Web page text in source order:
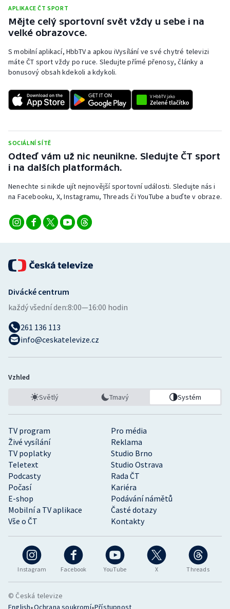
APLIKACE ČT SPORT
Mějte celý sportovní svět vždy u sebe i na
velké obrazovce.
S mobilní aplikací, HbbTV a apkou iVysílání ve své chytré televizi
máte ČT sport vždy po ruce. Sledujte přímé přenosy, články a
bonusový obsah kdekoli a kdykoli.
SOCIÁLNÍ SÍTĚ
Odteď vám už nic neunikne. Sledujte ČT sport
i na dalších platformách.
Nenechte si nikde ujít nejnovější sportovní události. Sledujte nás i
na Facebooku, X, Instagramu, Threads či YouTube a buďte v obraze.
Instagram Facebook YouTube X Threads
TV program
Pro média
Živé vysílání
Reklama
TV poplatky
Studio Brno
Teletext
Studio Ostrava
Podcasty
Rada ČT
Počasí
Kariéra
E-shop
Podávání námětů
Mobilní a TV aplikace
Časté dotazy
Vše o ČT
Kontakty
Divácké centrum
každý všední den:8:00—16:00 hodin
261 136 113
info@ceskatelevize.cz
Vzhled
Světlý Tmavý Systém
© Česká televize
English Ochrana soukromí Přístupnost